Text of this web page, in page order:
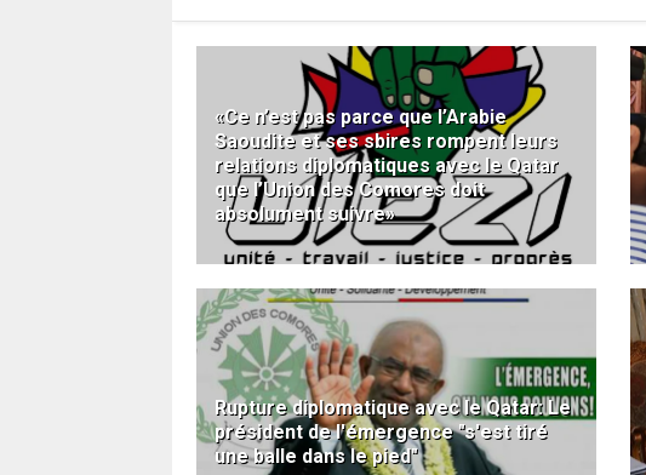
«Ce n’est pas parce que l’Arabie
Saoudite et ses sbires rompent leurs
relations diplomatiques avec le Qatar
que l’Union des Comores doit
absolument suivre»
Rupture diplomatique avec le Qatar: Le
président de l'émergence "s'est tiré
une balle dans le pied"